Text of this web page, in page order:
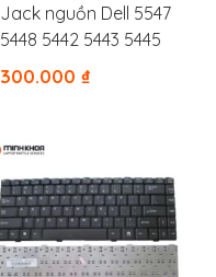
Jack nguồn Dell 5547
5448 5442 5443 5445
300.000 ₫